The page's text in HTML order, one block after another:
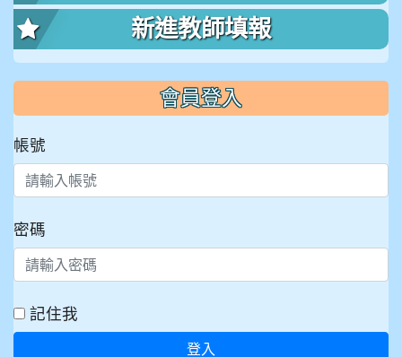
新進教師填報
會員登入
帳號
密碼
記住我
登入